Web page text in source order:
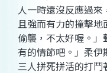
人一時還沒反應過
且強而有力的撞擊
偷襲，不太好喔。
有的情節吧。」柔伊
三人拼死拼活的打鬥